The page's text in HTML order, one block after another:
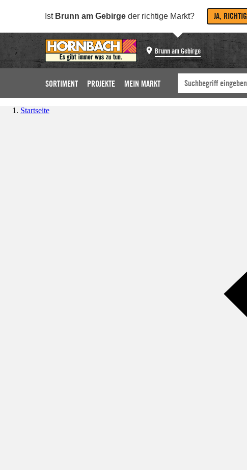
Ist Brunn am Gebirge der richtige Markt? JA, RICHTIG
Brunn am Gebirge
SORTIMENT PROJEKTE MEIN MARKT
Startseite